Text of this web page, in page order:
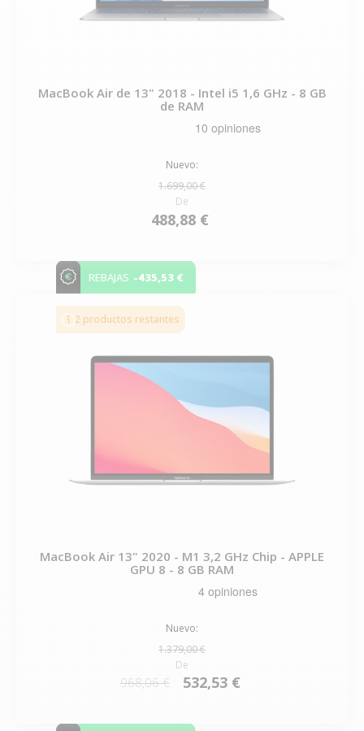
MacBook Air de 13" 2018 - Intel i5 1,6 GHz - 8 GB
de RAM
Nuevo:
1.699,00 €
De
488,88 €
REBAJAS -435,53 €
2 productos restantes
MacBook Air 13" 2020 - M1 3,2 GHz Chip - APPLE
GPU 8 - 8 GB RAM
Nuevo:
1.379,00 €
De
968,06 € 532,53 €